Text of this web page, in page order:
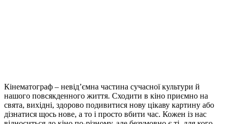
Кінематограф – невід’ємна частина сучасної культури й
нашого повсякденного життя. Сходити в кіно приємно на
свята, вихідні, здорово подивитися нову цікаву картину або
дізнатися щось нове, а то і просто вбити час. Кожен із нас